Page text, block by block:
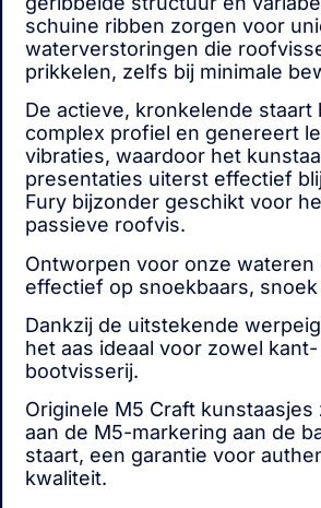
schuine ribben zorgen voor
waterverstoringen die
prikkelen, zelfs bij minimale
De actieve, kronkelende staart
complex profiel en genereert
vibraties, waardoor het
presentaties uiterst effectief
Fury bijzonder geschikt voor
passieve roofvis.
Ontworpen voor onze wateren
effectief op snoekbaars, snoek
Dankzij de uitstekende
het aas ideaal voor zowel kant-
bootvisserij.
Originele M5 Craft
aan de M5-markering aan de
staart, een garantie voor
kwaliteit.